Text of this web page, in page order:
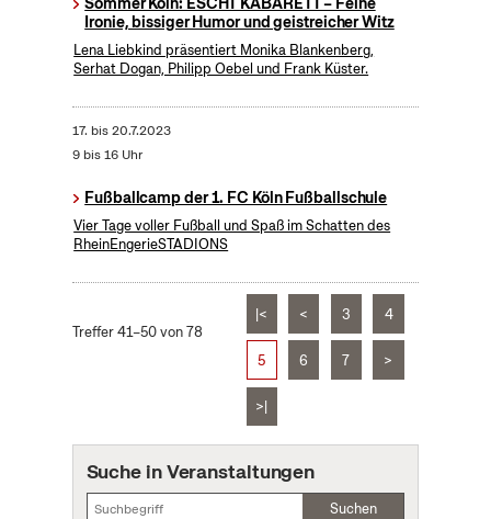
Ironie, bissiger Humor und geistreicher Witz
Lena Liebkind präsentiert Monika Blankenberg,
Serhat Dogan, Philipp Oebel und Frank Küster.
17. bis20.7.2023
9 bis 16 Uhr
Fußballcamp der 1. FC Köln Fußballschule
Vier Tage voller Fußball und Spaß im Schatten des
RheinEngerieSTADIONS
Treffer 41–50 von 78
|< < 3 4
5 6 7 >
>|
Suche in Veranstaltungen
Suchen